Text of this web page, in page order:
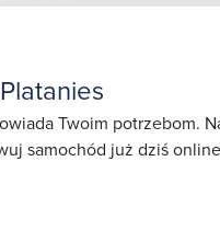
Twoim potrzebom.
samochód już dziś online